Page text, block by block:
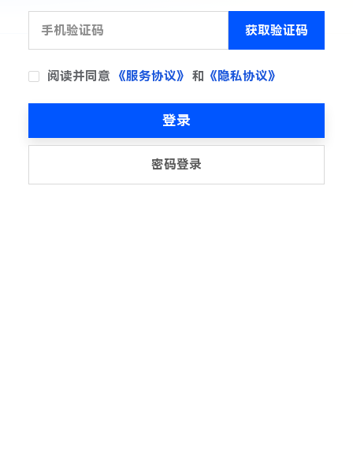
获取验证码
阅读并同意 《服务协议》 和 《隐私协议》
登录
密码登录